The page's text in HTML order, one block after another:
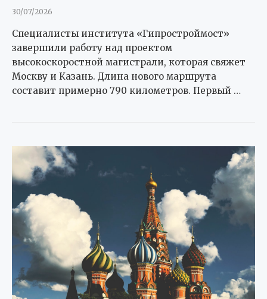
30/07/2026
Специалисты института «Гипростроймост»
завершили работу над проектом
высокоскоростной магистрали, которая свяжет
Москву и Казань. Длина нового маршрута
составит примерно 790 километров. Первый …